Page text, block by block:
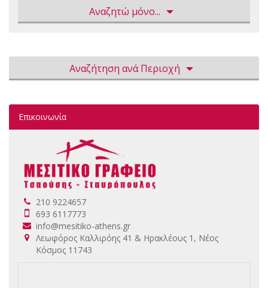
Αναζητώ μόνο...
Αναζήτηση ανά Περιοχή
Επικοινωνία
210 9224657
693 6117773
info@mesitiko-athens.gr
Λεωφόρος Καλλιρόης 41 & Ηρακλέους 1, Νέος
Κόσμος 11743